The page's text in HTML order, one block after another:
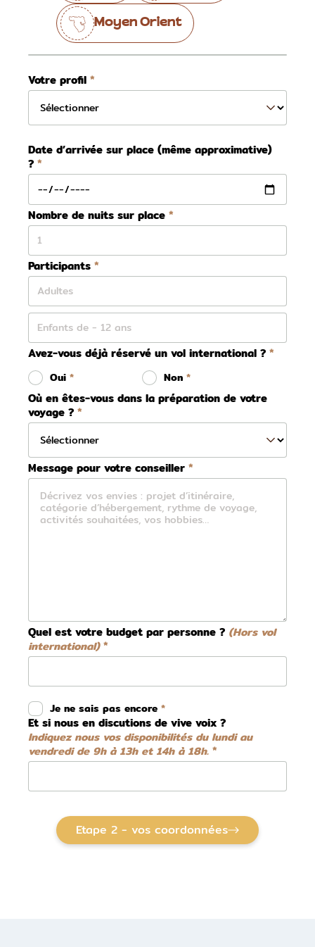
Moyen Orient
Votre profil
Date d’arrivée sur place (même approximative)
?
Nombre de nuits sur place
Participants
Avez-vous déjà réservé un vol international ?
Oui Non
Où en êtes-vous dans la préparation de votre
voyage ?
Message pour votre conseiller
Quel est votre budget par personne ? (Hors vol
international)
Je ne sais pas encore
Et si nous en discutions de vive voix ?
Indiquez nous vos disponibilités du lundi au
vendredi de 9h à 13h et 14h à 18h.
Etape 2 - vos coordonnées